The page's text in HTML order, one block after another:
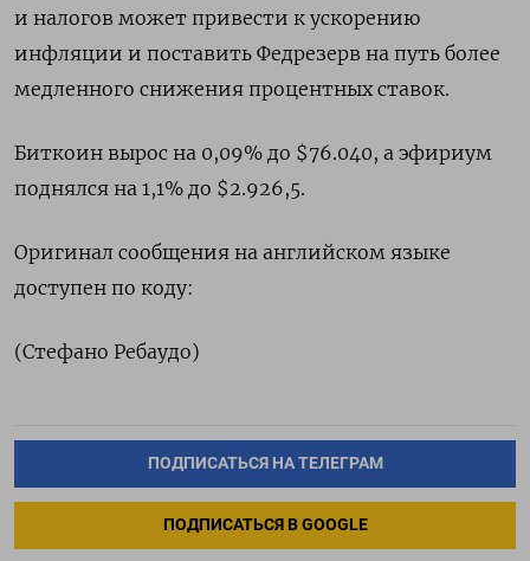
и налогов может привести к ускорению
инфляции и поставить Федрезерв на путь более
медленного снижения процентных ставок.
Биткоин вырос на 0,09% до $76.040, а эфириум
поднялся на 1,1% до $2.926,5.
Оригинал сообщения на английском языке
доступен по коду:
(Стефано Ребаудо)
ПОДПИСАТЬСЯ НА ТЕЛЕГРАМ
ПОДПИСАТЬСЯ В GOOGLE